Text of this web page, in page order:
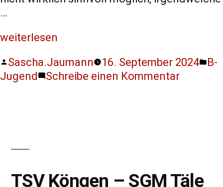
…
weiterlesen
Sascha.Jaumann
16. September 2024
B-
Jugend
Schreibe einen Kommentar
TSV Köngen – SGM Täle